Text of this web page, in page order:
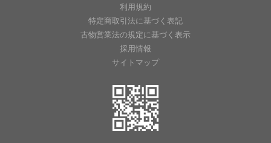
利用規約
特定商取引法に基づく表記
古物営業法の規定に基づく表示
採用情報
サイトマップ